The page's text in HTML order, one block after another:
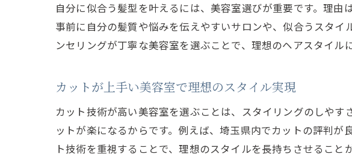
口コミか
カット
忙しい人が効
ネット予
当日予約
自分に似合う髪型を叶えるには、美容室選びが重要です。理由
事前に自分の髪質や悩みを伝えやすいサロンや、似合うスタ
ンセリングが丁寧な美容室を選ぶことで、理想のヘアスタイル
カットが上手い美容室で理想のスタイル実現
カット技術が高い美容室を選ぶことは、スタイリングのしや
ットが楽になるからです。例えば、埼玉県内でカットの評判
ト技術を重視することで、理想のスタイルを長持ちさせること